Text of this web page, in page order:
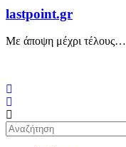
lastpoint.gr
Με άποψη μέχρι τέλους…